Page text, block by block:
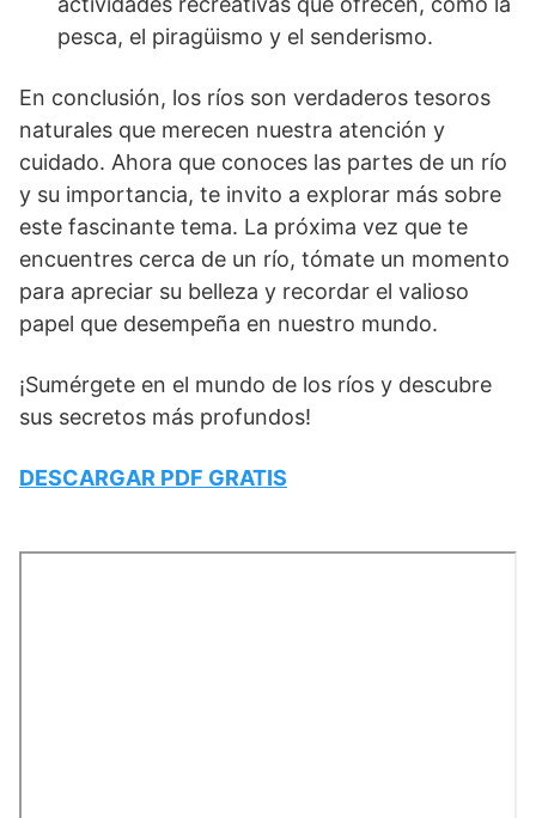
pesca, el piragüismo y el senderismo.
En conclusión, los ríos son verdaderos tesoros
naturales que merecen nuestra atención y
cuidado. Ahora que conoces las partes de un río
y su importancia, te invito a explorar más sobre
este fascinante tema. La próxima vez que te
encuentres cerca de un río, tómate un momento
para apreciar su belleza y recordar el valioso
papel que desempeña en nuestro mundo.
¡Sumérgete en el mundo de los ríos y descubre
sus secretos más profundos!
DESCARGAR PDF GRATIS